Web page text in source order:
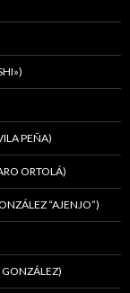
PEÑA)
ORTOLÁ)
“AJENJO”)
GONZÁLEZ)